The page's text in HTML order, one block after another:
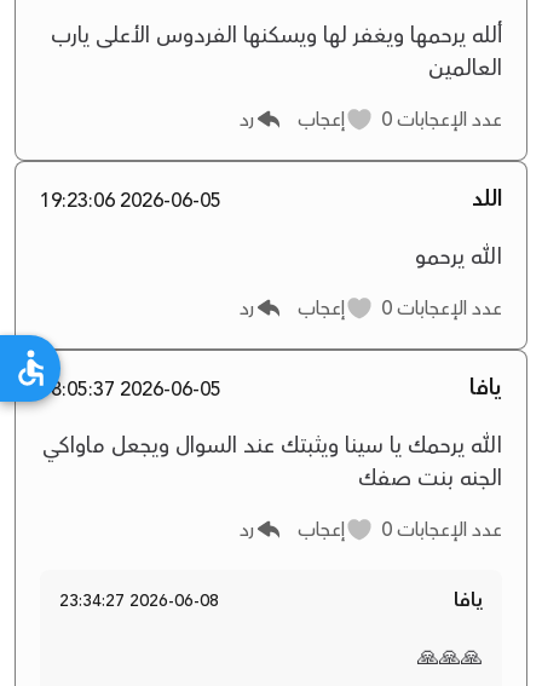
ألله يرحمها ويغفر لها ويسكنها الفردوس الأعلى يارب
العالمين
عدد الإعجابات إعجاب رد
اللد 2026-06-05 19:23:06
الله يرحمو
عدد الإعجابات إعجاب رد
يافا 2026-06-05 18:05:37
الله يرحمك يا سينا ويثبتك عند السوال ويجعل ماواكي
الجنه بنت صفك
عدد الإعجابات إعجاب رد
يافا 2026-06-08 23:34:27
🙏🙏🙏